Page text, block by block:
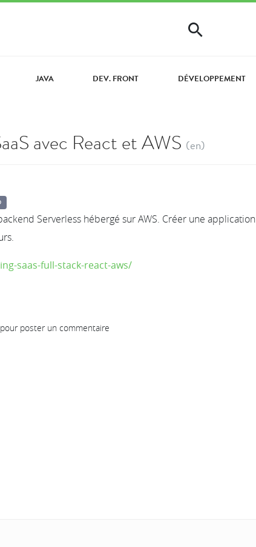
JAVA DEV. FRONT DÉVELOPPEMENT
avec React et AWS (en)
Serverless hébergé sur AWS. Créer une application
saas-full-stack-react-aws/
pour poster un commentaire